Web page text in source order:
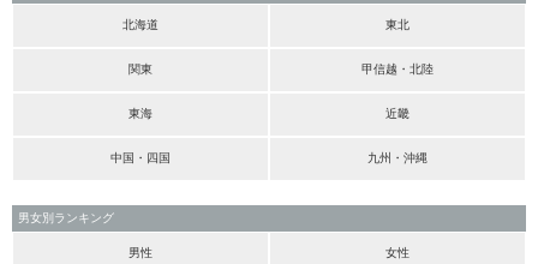
北海道 東北
関東 甲信越・北陸
東海 近畿
中国・四国 九州・沖縄
男女別ランキング
男性 女性